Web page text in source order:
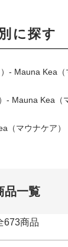
に探す
- Mauna Kea（
- Mauna Kea（
（マウナケア）
品一覧
673商品